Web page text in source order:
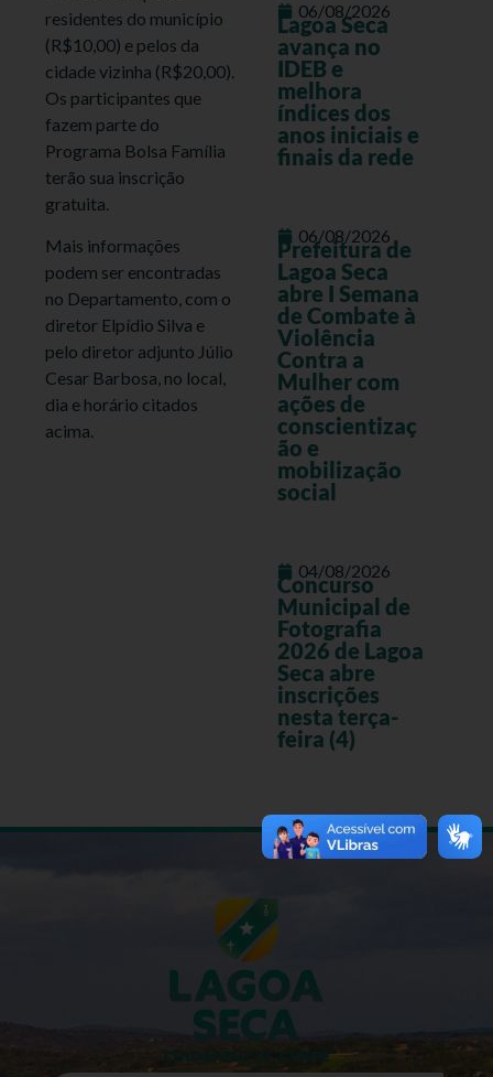
residentes do município
(R$10,00) e pelos da
cidade vizinha (R$20,00).
Os participantes que
fazem parte do
Programa Bolsa Família
terão sua inscrição
gratuita.
Mais informações
podem ser encontradas
no Departamento, com o
diretor Elpídio Silva e
pelo diretor adjunto Júlio
Cesar Barbosa, no local,
dia e horário citados
acima.
06/08/2026
Lagoa Seca
avança no
IDEB e
melhora
índices dos
anos iniciais e
finais da rede
06/08/2026
Prefeitura de
Lagoa Seca
abre I Semana
de Combate à
Violência
Contra a
Mulher com
ações de
conscientizaç
ão e
mobilização
social
04/08/2026
Concurso
Municipal de
Fotografia
2026 de Lagoa
Seca abre
inscrições
nesta terça-
feira (4)